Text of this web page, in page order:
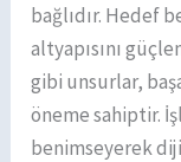
bağlıdır. Hedef
altyapısını
gibi unsurlar,
öneme sahiptir.
benimseyerek